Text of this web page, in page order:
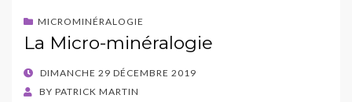
MICROMINÉRALOGIE
La Micro-minéralogie
POSTED
ON
DIMANCHE 29 DÉCEMBRE 2019
BY PATRICK MARTIN